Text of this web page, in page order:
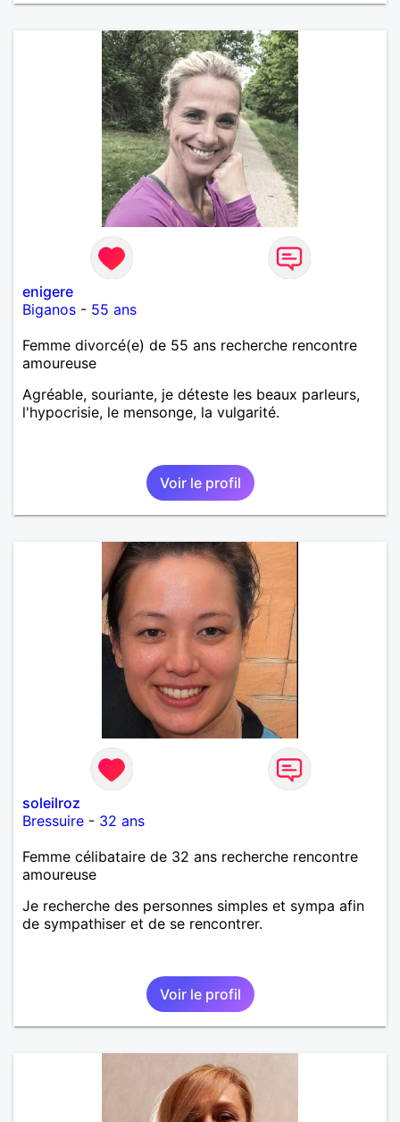
enigere
Biganos - 55 ans
Femme divorcé(e) de 55 ans recherche rencontre
amoureuse
Agréable, souriante, je déteste les beaux parleurs,
l'hypocrisie, le mensonge, la vulgarité.
Voir le profil
soleilroz
Bressuire - 32 ans
Femme célibataire de 32 ans recherche rencontre
amoureuse
Je recherche des personnes simples et sympa afin
de sympathiser et de se rencontrer.
Voir le profil